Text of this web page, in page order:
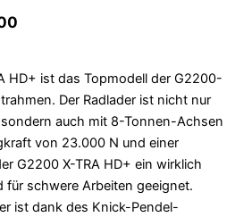
HD+ ist das Topmodell der G2200-
Der Radlader ist nicht nur
auch mit 8-Tonnen-Achsen
von 23.000 N und einer
G2200 X-TRA HD+ ein wirklich
schwere Arbeiten geeignet.
ist dank des Knick-Pendel-